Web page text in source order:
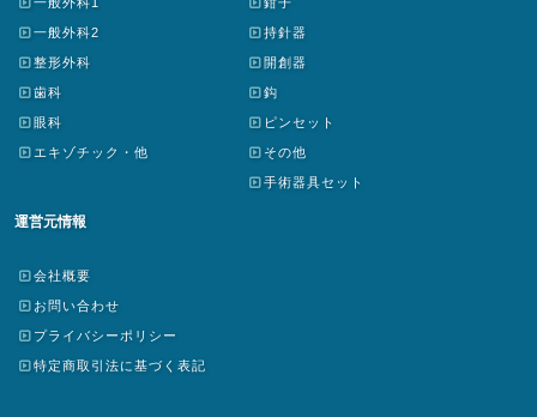
一般外科2
整形外科
歯科
眼科
エキゾチック・他
持針器
開創器
鈎
ピンセット
その他
手術器具セット
運営元情報
会社概要
お問い合わせ
プライバシーポリシー
特定商取引法に基づく表記